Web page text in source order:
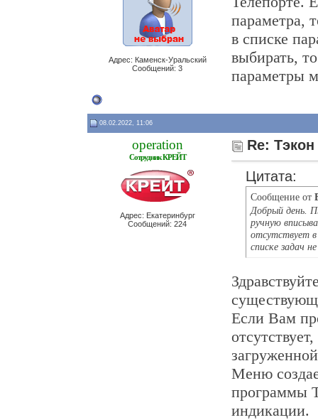
Адрес: Каменск-Уральский
Сообщений: 3
параметра,
в списке
выбирать,
параметры
08.02.2022, 11:06
operation
Сотрудник КРЕЙТ
Адрес: Екатеринбург
Сообщений: 224
Re:
Цитата:
Сообщение от
Добрый день.
ручную
отсутствует
списке задач
Если Вам
Меню
программы
индикации.